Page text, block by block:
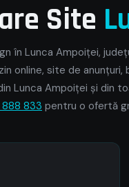
Site
în Lunca Ampoiţei,
online, site de
Lunca Ampoiţei și din
833 pentru o ofertă